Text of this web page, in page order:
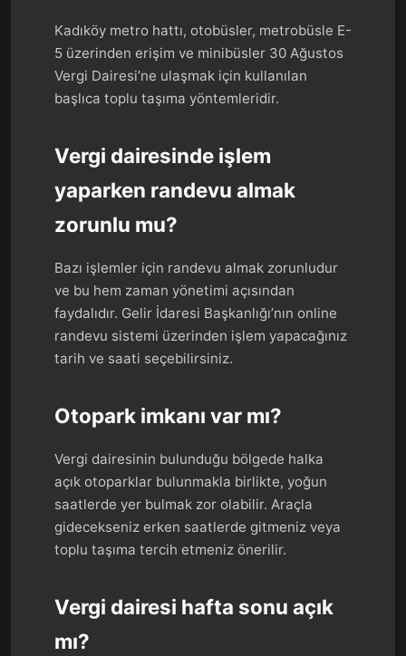
Kadıköy metro hattı, otobüsler, metrobüsle E-
5 üzerinden erişim ve minibüsler 30 Ağustos
Vergi Dairesi’ne ulaşmak için kullanılan
başlıca toplu taşıma yöntemleridir.
Vergi dairesinde işlem
yaparken randevu almak
zorunlu mu?
Bazı işlemler için randevu almak zorunludur
ve bu hem zaman yönetimi açısından
faydalıdır. Gelir İdaresi Başkanlığı’nın online
randevu sistemi üzerinden işlem yapacağınız
tarih ve saati seçebilirsiniz.
Otopark imkanı var mı?
Vergi dairesinin bulunduğu bölgede halka
açık otoparklar bulunmakla birlikte, yoğun
saatlerde yer bulmak zor olabilir. Araçla
gidecekseniz erken saatlerde gitmeniz veya
toplu taşıma tercih etmeniz önerilir.
Vergi dairesi hafta sonu açık
mı?